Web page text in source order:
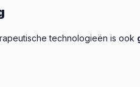
technologieën is ook